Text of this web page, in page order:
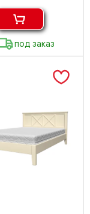
под заказ